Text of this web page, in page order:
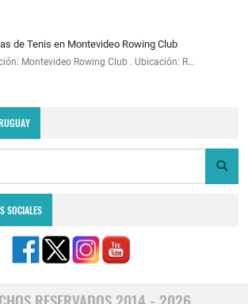
de Tenis en Montevideo Rowing Club
Montevideo Rowing Club . Ubicación: R…
SOCIALES